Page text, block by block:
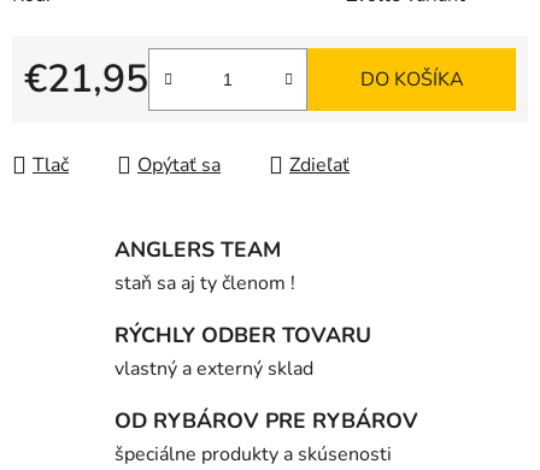
€21,95
Jednotková cena:
DO KOŠÍKA
Tlač Opýtať sa Zdieľať
ANGLERS TEAM
staň sa aj ty členom !
RÝCHLY ODBER TOVARU
vlastný a externý sklad
OD RYBÁROV PRE RYBÁROV
špeciálne produkty a skúsenosti